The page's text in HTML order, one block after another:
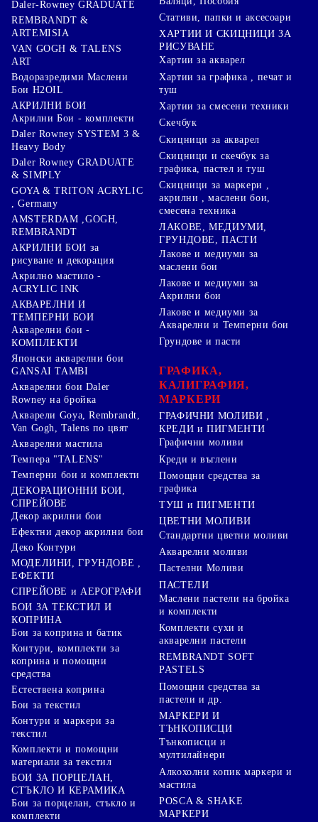
Daler-Rowney GRADUATE
REMBRANDT &
ARTEMISIA
VAN GOGH & TALENS
ART
Водоразредими Маслени
Бои H2OIL
АКРИЛНИ БОИ
Акрилни Бои - комплекти
Daler Rowney SYSTEM 3 &
Heavy Body
Daler Rowney GRADUATE
& SIMPLY
GOYA & TRITON АCRYLIC
, Germany
AMSTERDAM ,GOGH,
REMBRANDT
АКРИЛНИ БОИ за
рисуване и декорация
Акрилно мастило -
ACRYLIC INK
АКВАРЕЛНИ И
ТЕМПЕРНИ БОИ
Акварелни бои -
КОМПЛЕКТИ
Японски акварелни бои
GANSAI TAMBI
Акварелни бои Daler
Rowney на бройка
Акварели Goya, Rembrandt,
Van Gogh, Talens по цвят
Акварелни мастила
Темпера "TALENS"
Темперни бои и комплекти
ДЕКОРАЦИОННИ БОИ,
СПРЕЙОВЕ
Декор акрилни бои
Ефектни декор акрилни бои
Деко Контури
МОДЕЛИНИ, ГРУНДОВЕ ,
ЕФЕКТИ
СПРЕЙОВЕ и АЕРОГРАФИ
БОИ ЗА ТЕКСТИЛ И
КОПРИНА
Бои за коприна и батик
Контури, комплекти за
коприна и помощни
средства
Естествена коприна
Бои за текстил
Контури и маркери за
текстил
Комплекти и помощни
материали за текстил
БОИ ЗА ПОРЦЕЛАН,
СТЪКЛО И КЕРАМИКА
Бои за порцелан, стъкло и
комплекти
Стативи, папки и аксесоари
ХАРТИИ И СКИЦНИЦИ ЗА
РИСУВАНЕ
Хартии за акварел
Хартии за графика , печат и
туш
Хартии за смесени техники
Скечбук
Скицници за акварел
Скицници и скечбук за
графика, пастел и туш
Скицници за маркери ,
акрилни , маслени бои,
смесена техника
ЛАКОВЕ, МЕДИУМИ,
ГРУНДОВЕ, ПАСТИ
Лакове и медиуми за
маслени бои
Лакове и медиуми за
Акрилни бои
Лакове и медиуми за
Акварелни и Темперни бои
Грундове и пасти
ГРАФИКА,
КАЛИГРАФИЯ,
МАРКЕРИ
ГРАФИЧНИ МОЛИВИ ,
КРЕДИ и ПИГМЕНТИ
Графични моливи
Креди и въглени
Помощни средства за
графика
ТУШ и ПИГМЕНТИ
ЦВЕТНИ МОЛИВИ
Стандартни цветни моливи
Акварелни моливи
Пастелни Моливи
ПАСТЕЛИ
Маслени пастели на бройка
и комплекти
Комплекти сухи и
акварелни пастели
REMBRANDT SOFT
PASTELS
Помощни средства за
пастели и др.
МАРКЕРИ И
ТЪНКОПИСЦИ
Тънкописци и
мултилайнери
Алкохолни копик маркери и
мастила
POSCA & SHAKE
МАРКЕРИ